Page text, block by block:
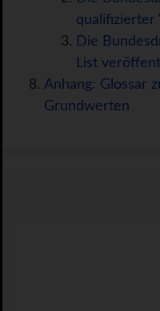
qualifizierter
Die
List
Anhang: Glossar
Grundwerten